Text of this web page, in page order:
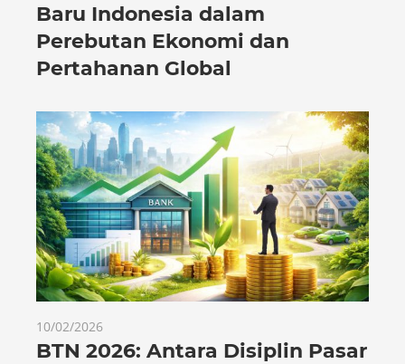
Baru Indonesia dalam
Perebutan Ekonomi dan
Pertahanan Global
10/02/2026
BTN 2026: Antara Disiplin Pasar